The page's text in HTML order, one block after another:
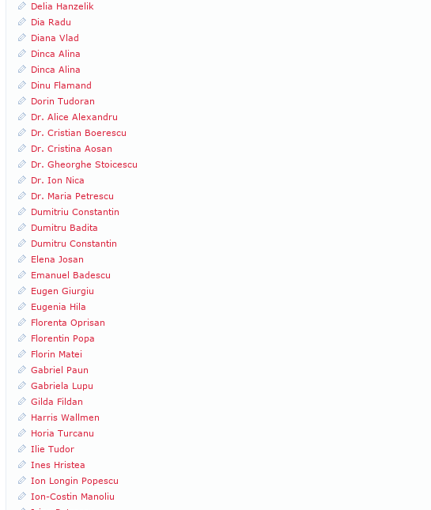
Delia Hanzelik
Dia Radu
Diana Vlad
Dinca Alina
Dinca Alina
Dinu Flamand
Dorin Tudoran
Dr. Alice Alexandru
Dr. Cristian Boerescu
Dr. Cristina Aosan
Dr. Gheorghe Stoicescu
Dr. Ion Nica
Dr. Maria Petrescu
Dumitriu Constantin
Dumitru Badita
Dumitru Constantin
Elena Josan
Emanuel Badescu
Eugen Giurgiu
Eugenia Hila
Florenta Oprisan
Florentin Popa
Florin Matei
Gabriel Paun
Gabriela Lupu
Gilda Fildan
Harris Wallmen
Horia Turcanu
Ilie Tudor
Ines Hristea
Ion Longin Popescu
Ion-Costin Manoliu